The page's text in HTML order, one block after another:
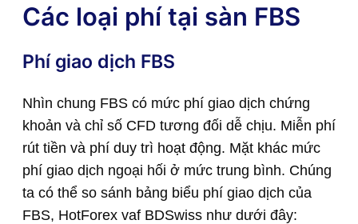
Các loại phí tại sàn FBS
Phí giao dịch FBS
Nhìn chung FBS có mức phí giao dịch chứng
khoản và chỉ số CFD tương đối dễ chịu. Miễn phí
rút tiền và phí duy trì hoạt động. Mặt khác mức
phí giao dịch ngoại hối ở mức trung bình. Chúng
ta có thể so sánh bảng biểu phí giao dịch của
FBS, HotForex vaf BDSwiss như dưới đây: